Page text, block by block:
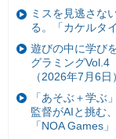
ミスを見逃さな
る。「カケルタ
遊びの中に学び
グラミング
（2026年7月6日）
「あそぶ＋学ぶ
監督がAIと挑む
「NOA Games